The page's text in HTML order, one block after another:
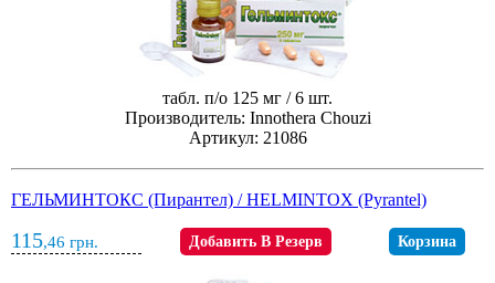
табл. п/о 125 мг / 6 шт.
Производитель: Innothera Chouzi
Артикул: 21086
ГЕЛЬМИНТОКС (Пирантел) / HELMINTOX (Pyrantel)
115,46 грн. Добавить В Резерв Корзина